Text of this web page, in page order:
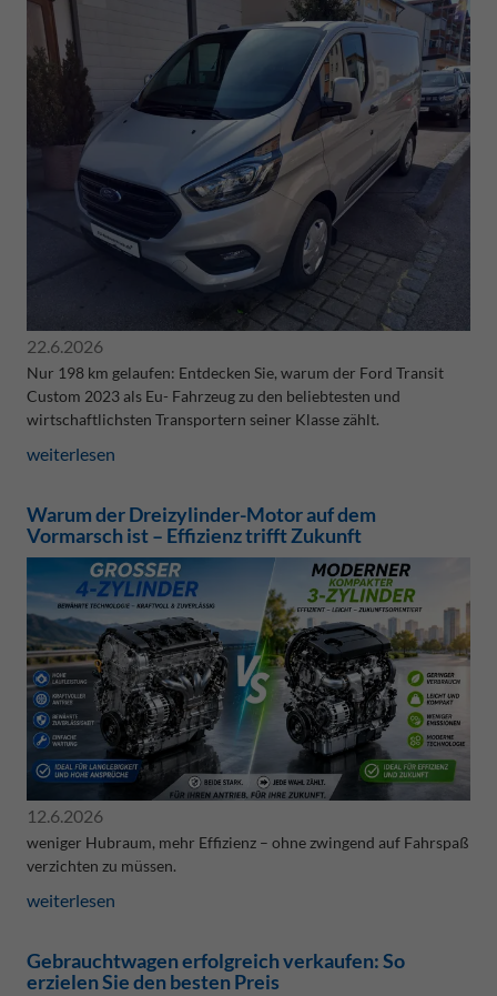
22.6.2026
Nur 198 km gelaufen: Entdecken Sie, warum der Ford Transit
Custom 2023 als Eu- Fahrzeug zu den beliebtesten und
wirtschaftlichsten Transportern seiner Klasse zählt.
weiterlesen
Warum der Dreizylinder-Motor auf dem
Vormarsch ist – Effizienz trifft Zukunft
12.6.2026
weniger Hubraum, mehr Effizienz – ohne zwingend auf Fahrspaß
verzichten zu müssen.
weiterlesen
Gebrauchtwagen erfolgreich verkaufen: So
erzielen Sie den besten Preis